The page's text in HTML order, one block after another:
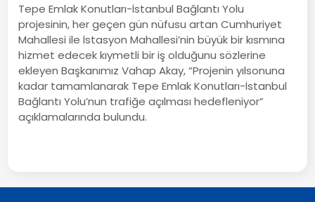
Tepe Emlak Konutları-İstanbul Bağlantı Yolu
projesinin, her geçen gün nüfusu artan Cumhuriyet
Mahallesi ile İstasyon Mahallesi’nin büyük bir kısmına
hizmet edecek kıymetli bir iş olduğunu sözlerine
ekleyen Başkanımız Vahap Akay, “Projenin yılsonuna
kadar tamamlanarak Tepe Emlak Konutları-İstanbul
Bağlantı Yolu’nun trafiğe açılması hedefleniyor”
açıklamalarında bulundu.